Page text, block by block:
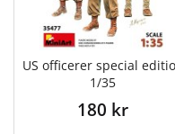
US officerer special
1/35
180 kr